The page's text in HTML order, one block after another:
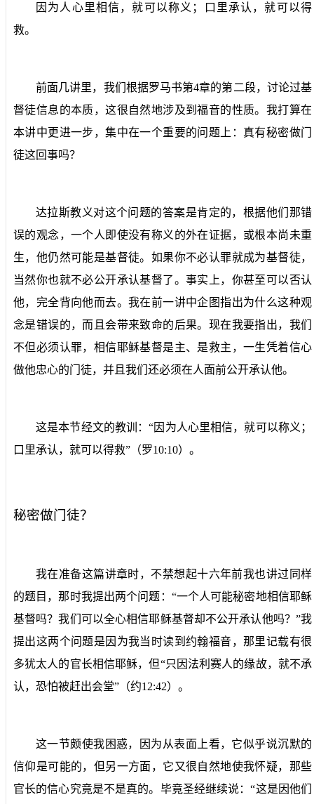
因为人心里相信，就可以称义；口里承认，就可以得
救。
前面几讲里，我们根据罗马书第4章的第二段，讨论过基
督徒信息的本质，这很自然地涉及到福音的性质。我打算在
本讲中更进一步，集中在一个重要的问题上：真有秘密做门
徒这回事吗？
达拉斯教义对这个问题的答案是肯定的，根据他们那错
误的观念，一个人即使没有称义的外在证据，或根本尚未重
生，他仍然可能是基督徒。如果你不必认罪就成为基督徒，
当然你也就不必公开承认基督了。事实上，你甚至可以否认
他，完全背向他而去。我在前一讲中企图指出为什么这种观
念是错误的，而且会带来致命的后果。现在我要指出，我们
不但必须认罪，相信耶稣基督是主、是救主，一生凭着信心
做他忠心的门徒，并且我们还必须在人面前公开承认他。
这是本节经文的教训：“因为人心里相信，就可以称义；
口里承认，就可以得救”（罗10:10）。
秘密做门徒？
我在准备这篇讲章时，不禁想起十六年前我也讲过同样
的题目，那时我提出两个问题：“一个人可能秘密地相信耶稣
基督吗？我们可以全心相信耶稣基督却不公开承认他吗？”我
提出这两个问题是因为我当时读到约翰福音，那里记载有很
多犹太人的官长相信耶稣，但“只因法利赛人的缘故，就不承
认，恐怕被赶出会堂”（约12:42）。
这一节颇使我困惑，因为从表面上看，它似乎说沉默的
信仰是可能的，但另一方面，它又很自然地使我怀疑，那些
官长的信心究竟是不是真的。毕竟圣经继续说：“这是因他们